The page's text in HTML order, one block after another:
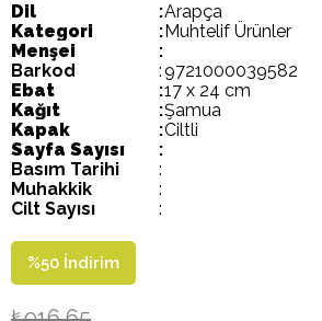
Dil :Arapça
Kategori
:Muhtelif Ürünler
Menşei
:
Barkod
:9721000039582
Ebat
:17 x 24 cm
Kağıt
:Şamua
Kapak
:Ciltli
Sayfa Sayısı
:
Basım Tarihi
:
Muhakkik
:
Cilt Sayısı
:
%50 İndirim